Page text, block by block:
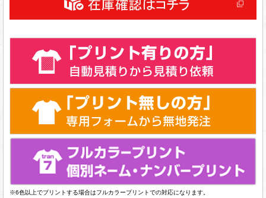
※6色以上でプリントする場合はフルカラープリントでの対応になります。